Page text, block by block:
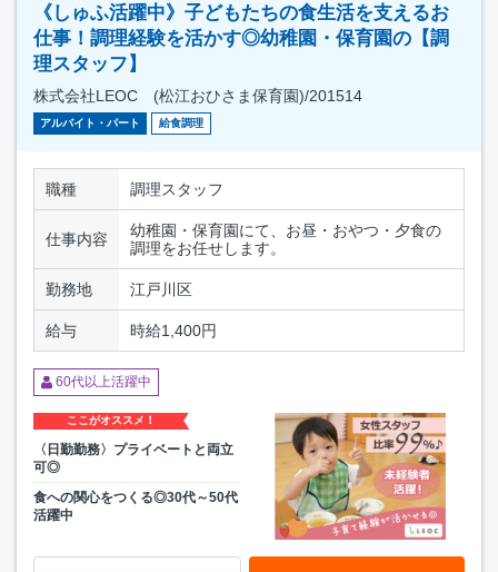
《しゅふ活躍中》子どもたちの食生活を支えるお
仕事！調理経験を活かす◎幼稚園・保育園の【調
理スタッフ】
株式会社LEOC (松江おひさま保育園)/201514
アルバイト・パート 給食調理
職種 調理スタッフ
仕事内容
幼稚園・保育園にて、お昼・おやつ・夕食の
調理をお任せします。
勤務地 江戸川区
給与 時給1,400円
60代以上活躍中
ここがオススメ！
〈日勤勤務〉プライベートと両立
可◎
食への関心をつくる◎30代～50代
活躍中